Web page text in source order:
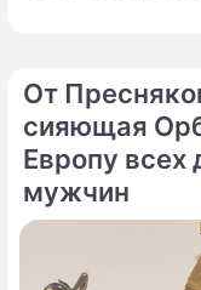
6 августа 2026
и Глеба.
От
сияющая
Европу всех
мужчин